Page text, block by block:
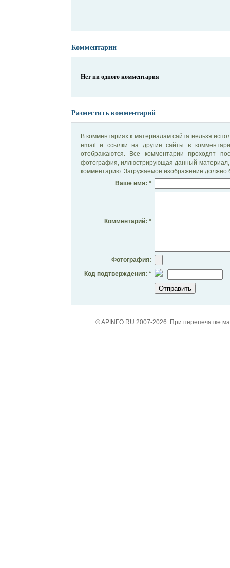
Комментарии
Нет ни одного комментария
Разместить комментарий
В комментариях к материалам сайта нельзя
email и ссылки на другие сайты в
отображаются. Все комментарии проходят
фотография, иллюстрирующая данный материал,
комментарию. Загружаемое изображение должно
Ваше имя: *
Комментарий: *
Фотография:
Код подтверждения: *
© APINFO.RU 2007-2026. При перепечатке